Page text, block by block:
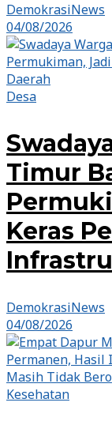
DemokrasiNews
04/08/2026
Desa
Timur
Keras
DemokrasiNews
04/08/2026
Kesehatan